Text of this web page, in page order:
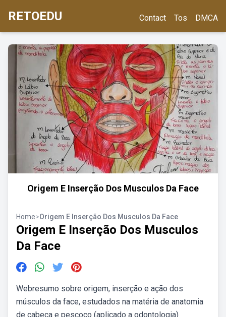
RETOEDU Contact Tos DMCA
Origem E Inserção Dos Musculos Da Face
Home>Origem E Inserção Dos Musculos Da Face
Origem E Inserção Dos Musculos
Da Face
Webresumo sobre origem, inserção e ação dos
músculos da face, estudados na matéria de anatomia
de cabeça e pescoço (aplicado a odontologia)